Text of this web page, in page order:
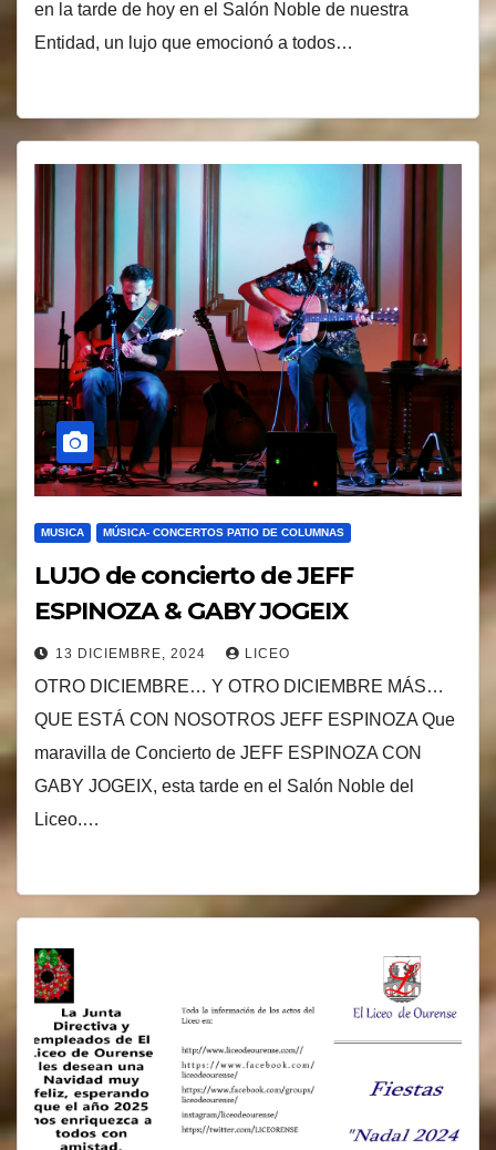
en la tarde de hoy en el Salón Noble de nuestra
Entidad, un lujo que emocionó a todos…
MUSICA MÚSICA- CONCERTOS PATIO DE COLUMNAS
LUJO de concierto de JEFF
ESPINOZA & GABY JOGEIX
13 DICIEMBRE, 2024 LICEO
OTRO DICIEMBRE… Y OTRO DICIEMBRE MÁS…
QUE ESTÁ CON NOSOTROS JEFF ESPINOZA Que
maravilla de Concierto de JEFF ESPINOZA CON
GABY JOGEIX, esta tarde en el Salón Noble del
Liceo.…